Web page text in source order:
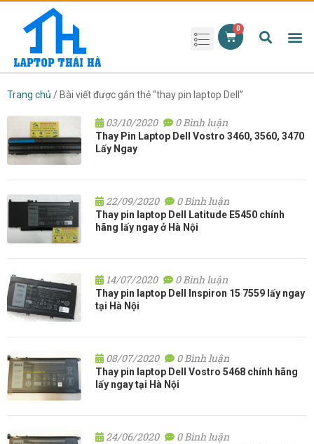
Trang chủ / Bài viết được gắn thẻ “thay pin laptop Dell”
Thay Pin Laptop Dell Vostro 3460, 3560, 3470
Lấy Ngay
03/10/2020 0 Bình luận
Thay pin laptop Dell Latitude E5450 chính
hãng lấy ngay ở Hà Nội
22/09/2020 0 Bình luận
Thay pin laptop Dell Inspiron 15 7559 lấy ngay
tại Hà Nội
14/07/2020 0 Bình luận
Thay pin laptop Dell Vostro 5468 chính hãng
lấy ngay tại Hà Nội
08/07/2020 0 Bình luận
24/06/2020 0 Bình luận